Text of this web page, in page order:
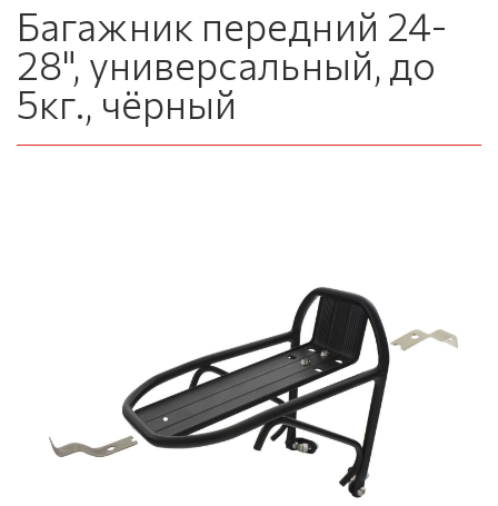
Багажник передний 24-
28", универсальный, до
5кг., чёрный